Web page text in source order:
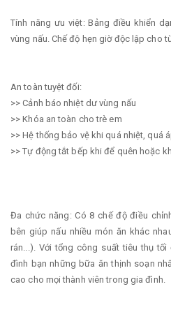
Tính năng ưu việt: Bảng điều khiển
vùng nấu. Chế độ hẹn giờ độc lập cho
An toàn tuyệt đối:
>> Cảnh báo nhiệt dư vùng nấu
>> Khóa an toàn cho trè em
>> Hệ thống bảo vệ khi quá nhiệt, quá
>> Tự động tắt bếp khi để quên hoặc
Đa chức năng: Có 8 chế độ điều
bên giúp nấu nhiều món ăn khác
rán...). Với tổng công suất tiêu thụ
đình bạn những bữa ăn thịnh soạn
cao cho mọi thành viên trong gia đình.